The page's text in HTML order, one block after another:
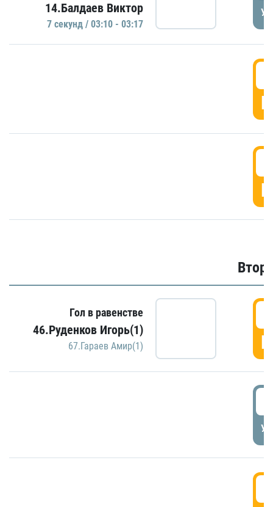
14.Балдаев Виктор
7 секунд / 03:10 - 03:17
Гол в равенстве
46.Руденков Игорь(1)
67.Гараев Амир(1)